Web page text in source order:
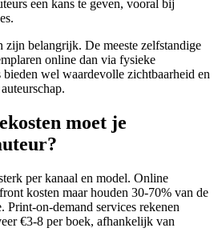
een kans te geven, vooral bij
zijn belangrijk. De meeste zelfstandige
online dan via fysieke
wel waardevolle zichtbaarheid en
moet je
per kanaal en model. Online
kosten maar houden 30-70% van de
Print-on-demand services rekenen
€3-8 per boek, afhankelijk van